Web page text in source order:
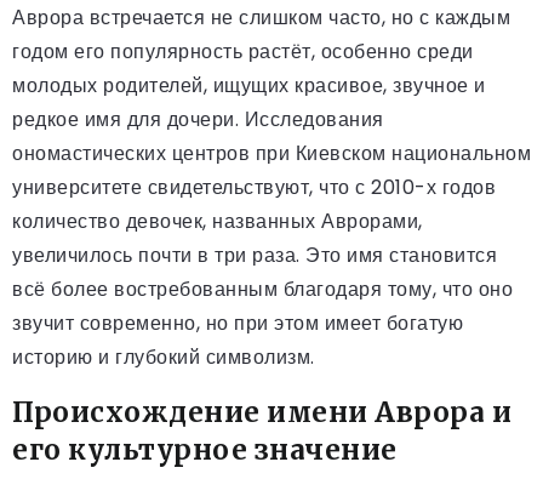
Аврора встречается не слишком часто, но с каждым
годом его популярность растёт, особенно среди
молодых родителей, ищущих красивое, звучное и
редкое имя для дочери. Исследования
ономастических центров при Киевском национальном
университете свидетельствуют, что с 2010-х годов
количество девочек, названных Аврорами,
увеличилось почти в три раза. Это имя становится
всё более востребованным благодаря тому, что оно
звучит современно, но при этом имеет богатую
историю и глубокий символизм.
Происхождение имени Аврора и
его культурное значение